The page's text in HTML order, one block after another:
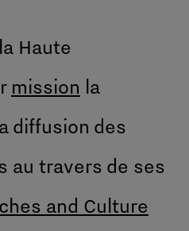
Haute
mission la
diffusion des
au travers de ses
and Culture